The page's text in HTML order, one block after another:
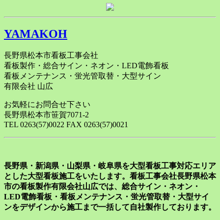
YAMAKOH
長野県松本市看板工事会社
看板製作・総合サイン・ネオン・LED電飾看板
看板メンテナンス・蛍光管取替・大型サイン
有限会社 山広
お気軽にお問合せ下さい
長野県松本市笹賀7071-2
TEL 0263(57)0022 FAX 0263(57)0021
長野県・新潟県・山梨県・岐阜県を大型看板工事対応エリア
とした大型看板施工をいたします。看板工事会社長野県松本
市の看板製作有限会社山広では、総合サイン・ネオン・
LED電飾看板・看板メンテナンス・蛍光管取替・大型サイ
ンをデザインから施工まで一括して自社製作しております。